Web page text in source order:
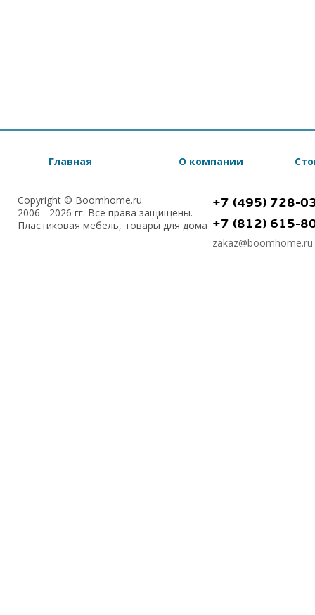
Главная О компании
Copyright © Boomhome.ru.
2006 - 2026 гг. Все права защищены.
Пластиковая мебель, товары для дома
+7 (495) 728-
+7 (812) 615-
zakaz@boomhome.ru